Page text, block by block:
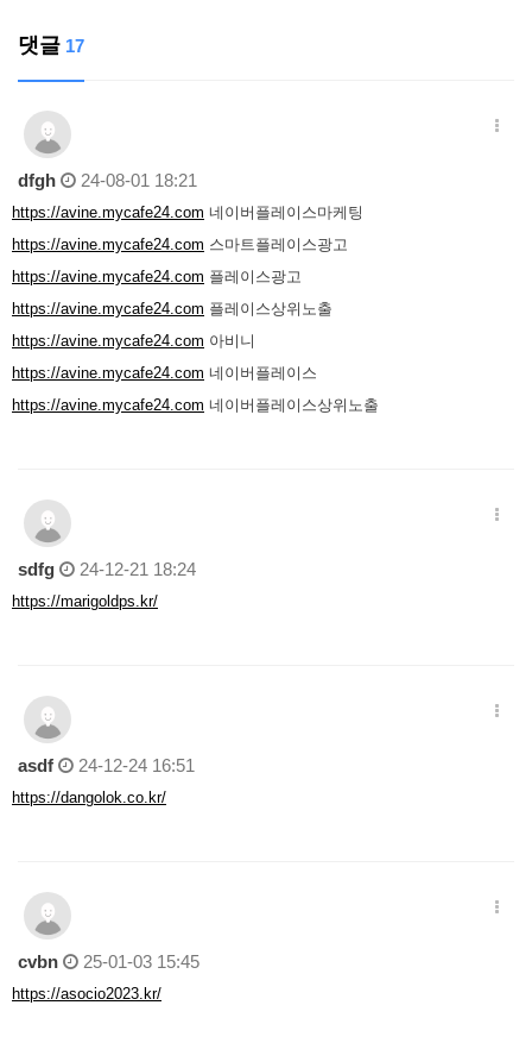
댓글 17
dfgh 24-08-01 18:21
https://avine.mycafe24.com 네이버플레이스마케팅
https://avine.mycafe24.com 스마트플레이스광고
https://avine.mycafe24.com 플레이스광고
https://avine.mycafe24.com 플레이스상위노출
https://avine.mycafe24.com 아비니
https://avine.mycafe24.com 네이버플레이스
https://avine.mycafe24.com 네이버플레이스상위노출
sdfg 24-12-21 18:24
https://marigoldps.kr/
asdf 24-12-24 16:51
https://dangolok.co.kr/
cvbn 25-01-03 15:45
https://asocio2023.kr/